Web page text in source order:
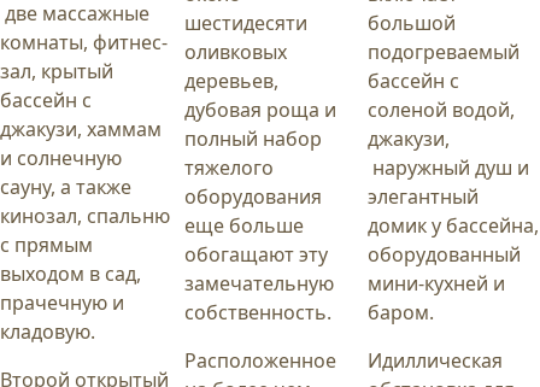
две массажные
комнаты, фитнес-
зал, крытый
бассейн с
джакузи, хаммам
и солнечную
сауну, а также
кинозал, спальню
с прямым
выходом в сад,
прачечную и
кладовую.
Второй открытый
шестидесяти
оливковых
деревьев,
дубовая роща и
полный набор
тяжелого
оборудования
еще больше
обогащают эту
замечательную
собственность.
Расположенное
большой
подогреваемый
бассейн с
соленой водой,
джакузи,
наружный душ и
элегантный
домик у бассейна,
оборудованный
мини-кухней и
баром.
Идиллическая